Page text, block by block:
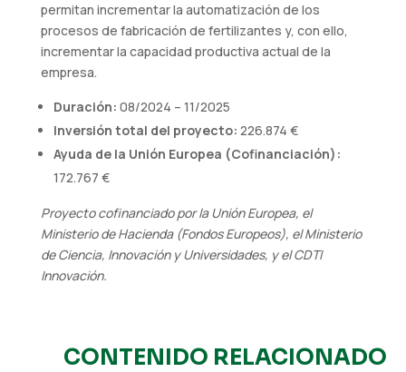
permitan incrementar la automatización de los
procesos de fabricación de fertilizantes y, con ello,
incrementar la capacidad productiva actual de la
empresa.
Duración: 08/2024 – 11/2025
Inversión total del proyecto: 226.874 €
Ayuda de la Unión Europea (Cofinanciación):
172.767 €
Proyecto cofinanciado por la Unión Europea, el
Ministerio de Hacienda (Fondos Europeos), el Ministerio
de Ciencia, Innovación y Universidades, y el CDTI
Innovación.
CONTENIDO RELACIONADO